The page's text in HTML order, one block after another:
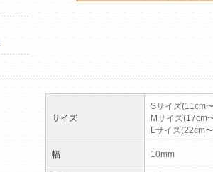
サイズ
Sサイズ(11cm
Mサイズ(17cm
Lサイズ(22cm
幅 10mm